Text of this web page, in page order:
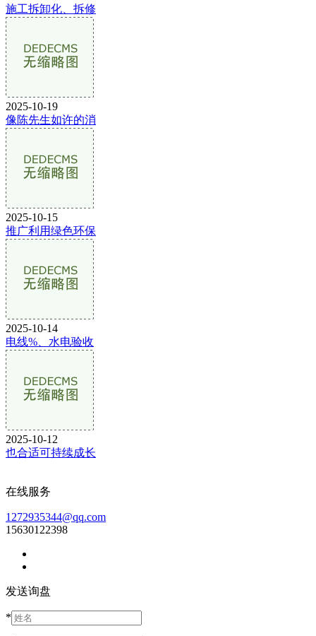
施工拆卸化、拆修
2025-10-19
像陈先生如许的消
2025-10-15
推广利用绿色环保
2025-10-14
电线%、水电验收
2025-10-12
也合适可持续成长
在线服务
1272935344@qq.com
15630122398
发送询盘
*